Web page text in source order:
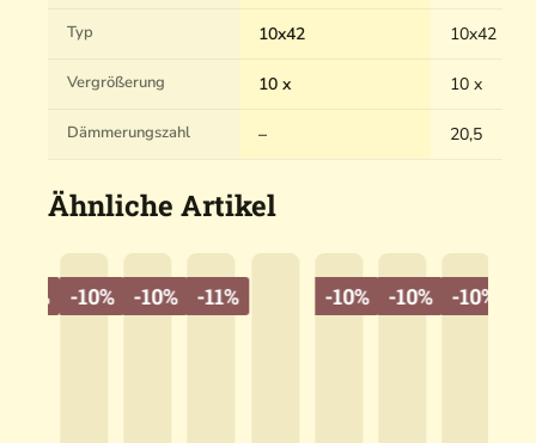
Typ 10x42 10x42
Vergrößerung 10 x 10 x
Dämmerungszahl – 20,5
Ähnliche Artikel
-10% -10% -10% -11% -10% -10% -10%